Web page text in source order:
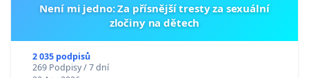
Není mi jedno: Za přísnější tresty za sexuální
zločiny na dětech
2 035 podpisů
269 Podpisy / 7 dní